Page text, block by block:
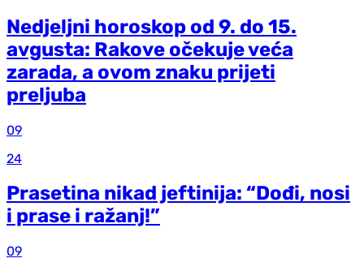
Nedjeljni horoskop od 9. do 15.
avgusta: Rakove očekuje veća
zarada, a ovom znaku prijeti
preljuba
09
24
Prasetina nikad jeftinija: “Dođi, nosi
i prase i ražanj!”
09